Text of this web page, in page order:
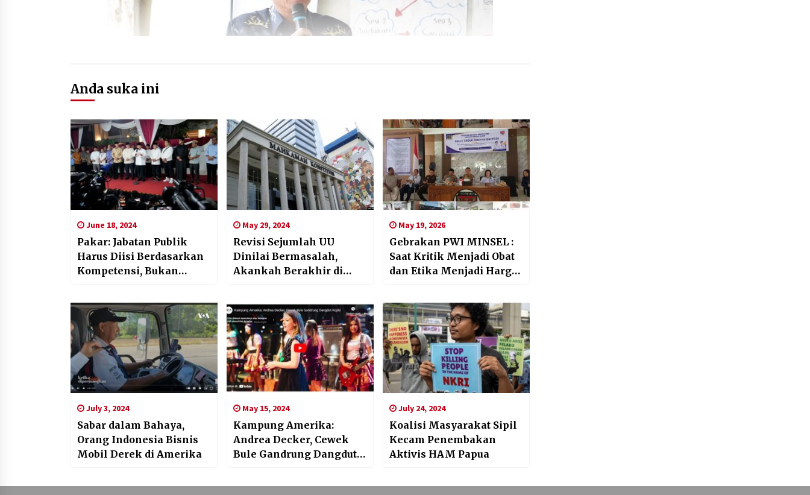
Anda suka ini
June 18, 2024
Pakar: Jabatan Publik
Harus Diisi Berdasarkan
Kompetensi, Bukan
May 29, 2024
Revisi Sejumlah UU
Dinilai Bermasalah,
Akankah Berakhir di
May 19, 2026
Gebrakan PWI MINSEL :
Saat Kritik Menjadi Obat
dan Etika Menjadi Harga
July 3, 2024
Sabar dalam Bahaya,
Orang Indonesia Bisnis
Mobil Derek di Amerika
May 15, 2024
Kampung Amerika:
Andrea Decker, Cewek
Bule Gandrung Dangdut
July 24, 2024
Koalisi Masyarakat Sipil
Kecam Penembakan
Aktivis HAM Papua